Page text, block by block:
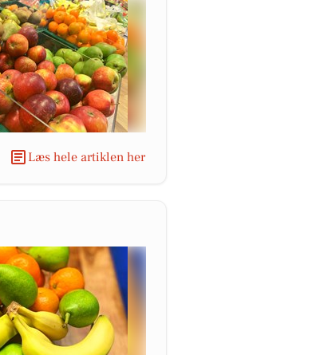
Læs hele artiklen her